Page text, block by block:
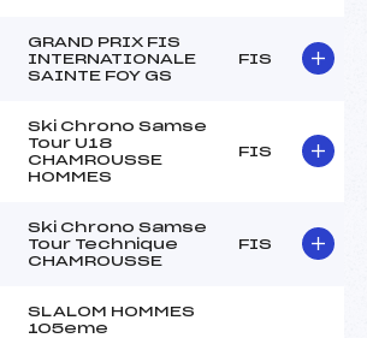
GRAND PRIX FIS
INTERNATIONALE
SAINTE FOY GS
FIS
Ski Chrono Samse
Tour U18
CHAMROUSSE
HOMMES
FIS
Ski Chrono Samse
Tour Technique
CHAMROUSSE
FIS
SLALOM HOMMES
105eme